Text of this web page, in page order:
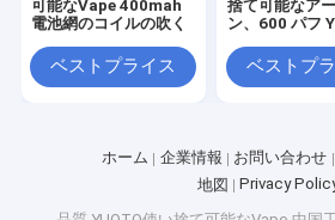
ホーム
可能なVape 400mah
電池網のコイルの吹く
ベストプライス
捨て可能なア
ン、600 パフ
ベストプ
ホーム 企業情報 お問い合わせ
地図
Privacy